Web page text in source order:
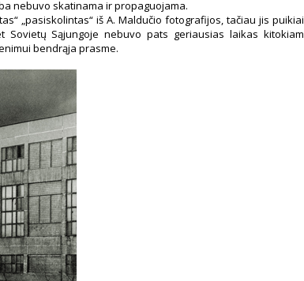
nebuvo skatinama ir propaguojama.
„pasiskolintas“ iš A. Maldučio fotografijos, tačiau jis puikiai
Sovietų Sąjungoje nebuvo pats geriausias laikas kitokiam
bendrąja prasme.